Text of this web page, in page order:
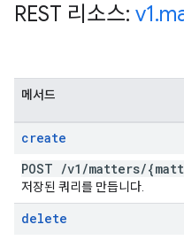
REST 리소스: v1.
메서드
create
POST /v1 /matters/
저장된 쿼리를 만듭니다.
delete